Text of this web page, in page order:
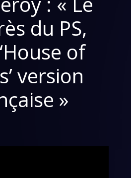
du PS,
of
version
»